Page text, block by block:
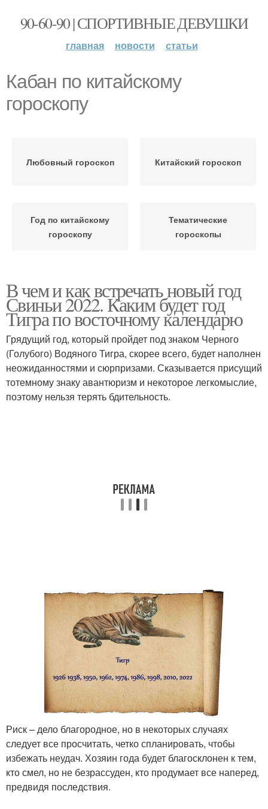
90-60-90 | СПОРТИВНЫЕ ДЕВУШКИ
главная новости статьи
Кабан по китайскому
гороскопу
Любовный гороскоп Китайский гороскоп
Год по китайскому
гороскопу
Тематические
гороскопы
В чем и как встречать новый год
Свиньи 2022. Каким будет год
Тигра по восточному календарю
Грядущий год, который пройдет под знаком Черного
(Голубого) Водяного Тигра, скорее всего, будет наполнен
неожиданностями и сюрпризами. Сказывается присущий
тотемному знаку авантюризм и некоторое легкомыслие,
поэтому нельзя терять бдительность.
Риск – дело благородное, но в некоторых случаях
следует все просчитать, четко спланировать, чтобы
избежать неудач. Хозяин года будет благосклонен к тем,
кто смел, но не безрассуден, кто продумает все наперед,
предвидя последствия.